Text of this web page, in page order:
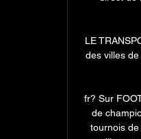
LE
des villes
fr? Sur
de
tournois